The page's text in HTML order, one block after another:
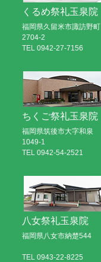
くるめ祭礼玉泉院
福岡県久留米市諏訪野町
2704-2
TEL 0942-27-7156
ちくご祭礼玉泉院
福岡県筑後市大字和泉
1049-1
TEL 0942-54-2521
八女祭礼玉泉院
福岡県八女市納楚544
TEL 0943-22-8225